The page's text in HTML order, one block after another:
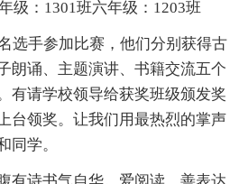
级：1301班六年级：1203班
选手参加比赛，他们分别获得古
朗诵、主题演讲、书籍交流五个
有请学校领导给获奖班级颁发奖
台领奖。让我们用最热烈的掌声
同学。